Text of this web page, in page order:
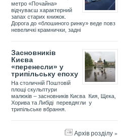
метро «Почайна»
відчуваєш характерний
запах старих книжок.
Дорога до «блошиного ринку» веде повз
невеличкі крамнички, задні
Засновників
Києва
«перенесли» у
трипільську епоху
На столичній Поштовій
площі скульптури
малюків – засновників Києва Кия, Щека,
Хорива та Либіді перевдягли у
трипільське вбрання.
Архів розділу »